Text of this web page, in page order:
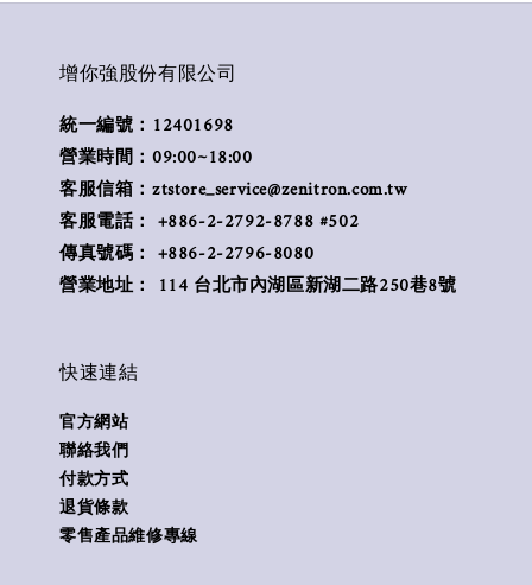
增你強股份有限公司
統一編號：12401698
營業時間：09:00~18:00
客服信箱：ztstore_service@zenitron.com.tw
客服電話： +886-2-2792-8788 #502
傳真號碼： +886-2-2796-8080
營業地址： 114 台北市內湖區新湖二路250巷8號
快速連結
官方網站
聯絡我們
付款方式
退貨條款
零售產品維修專線